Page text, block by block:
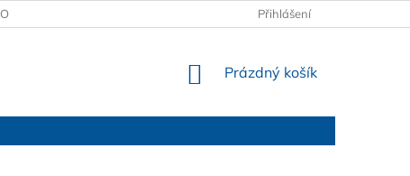
OBCHODNÍ PODMÍNKY PODMÍNKY OCHRANY OSOBNÍCH ÚDAJŮ
Přihlášení
NÁKUPNÍ
Prázdný košík